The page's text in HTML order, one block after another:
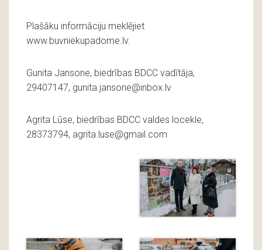
Plašāku informāciju meklējiet
www.buvniekupadome.lv.
Gunita Jansone, biedrības BDCC vadītāja,
29407147, gunita.jansone@inbox.lv
Agrita Lūse, biedrības BDCC valdes locekle,
28373794, agrita.luse@gmail.com